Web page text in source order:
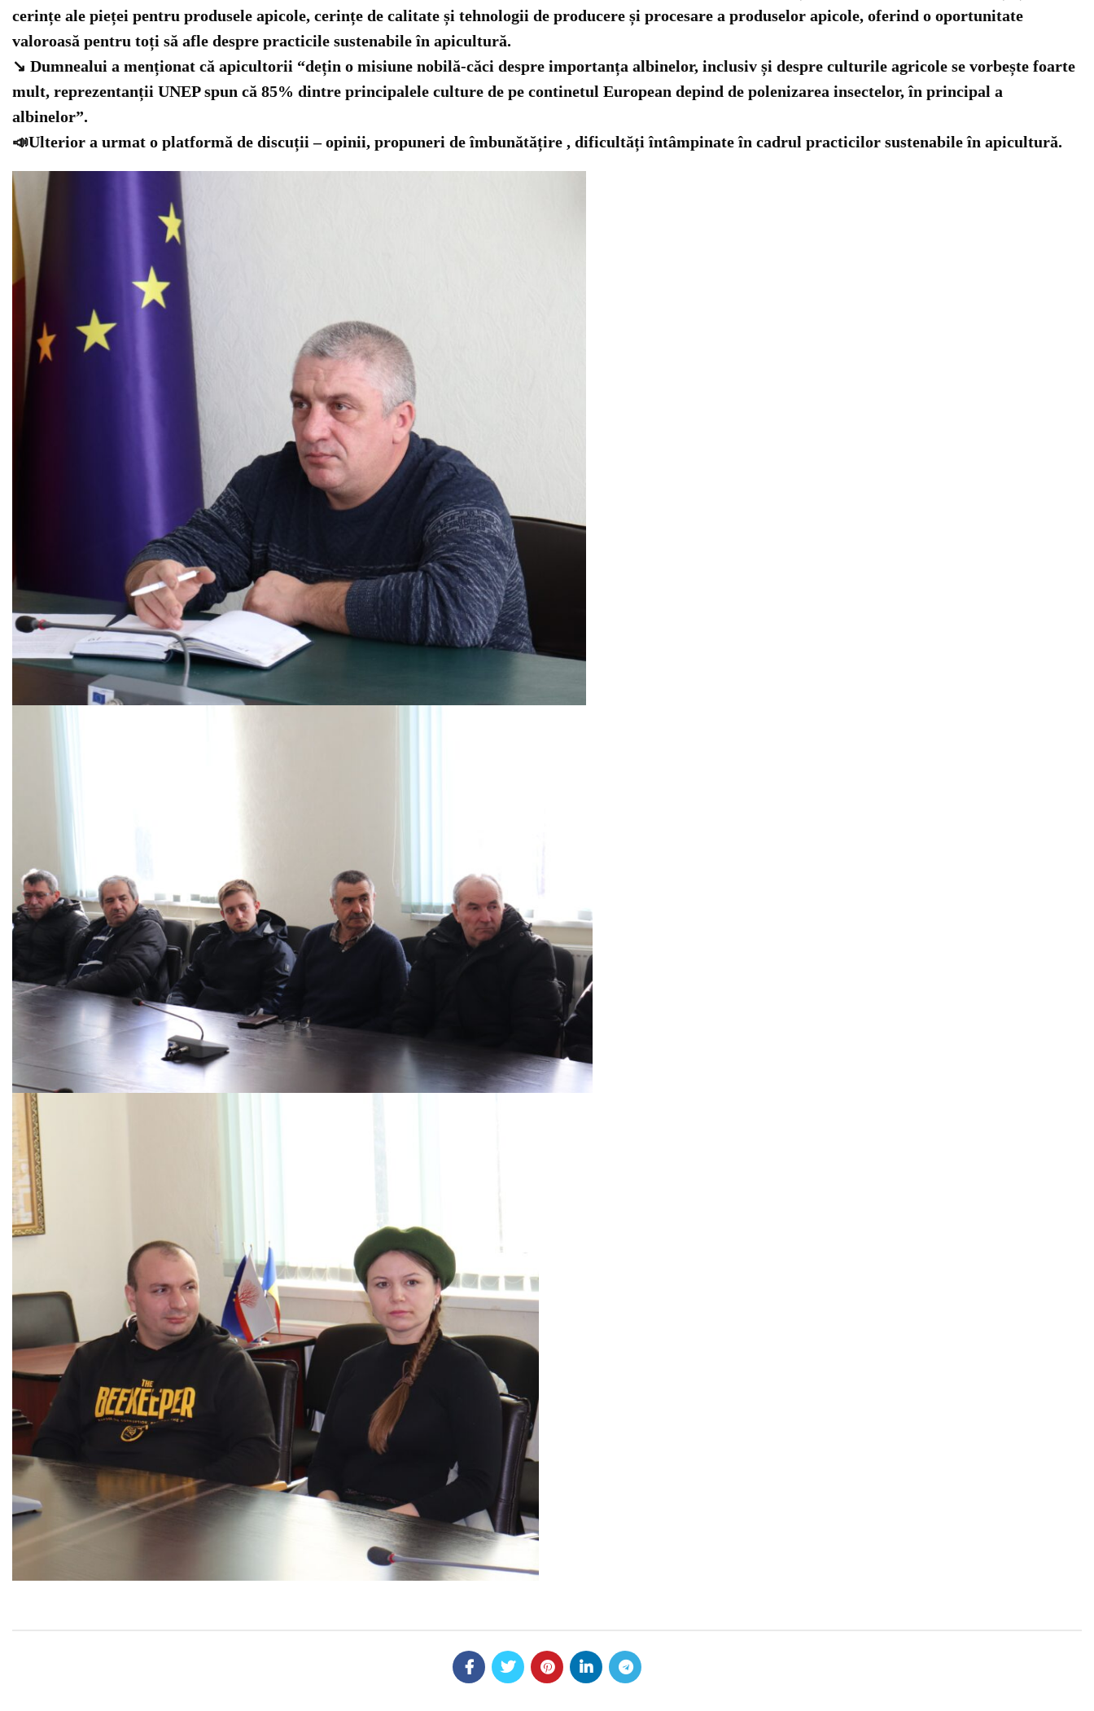
cerințe ale pieței pentru produsele apicole, cerințe de calitate și tehnologii de producere și procesare a produselor apicole, oferind o oportunitate
valoroasă pentru toți să afle despre practicile sustenabile în apicultură.
↘ Dumnealui a menționat că apicultorii “dețin o misiune nobilă-căci despre importanța albinelor, inclusiv și despre culturile agricole se vorbește foarte
mult, reprezentanții UNEP spun că 85% dintre principalele culture de pe continetul European depind de polenizarea insectelor, în principal a
albinelor”.
📣Ulterior a urmat o platformă de discuții – opinii, propuneri de îmbunătățire , dificultăți întâmpinate în cadrul practicilor sustenabile în apicultură.